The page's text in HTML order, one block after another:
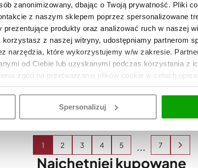
zanonimizowany, dbając o Twoją prywatność. Pliki
z naszym sklepem poprzez spersonalizowane
prezentujące produkty oraz analizować ruch w naszej
z naszej witryny, udostępniamy partnerom
narzędzia, które wykorzystujemy w/w zakresie.
od Ciebie lub uzyskanymi podczas korzystania z
zgód na przetwarzanie plików cookie w celach
Spersonalizuj
Big Green Egg L
DO KOSZYKA
Kosz do
749
1 2 3 4 5 7
Najchętniej kupowane